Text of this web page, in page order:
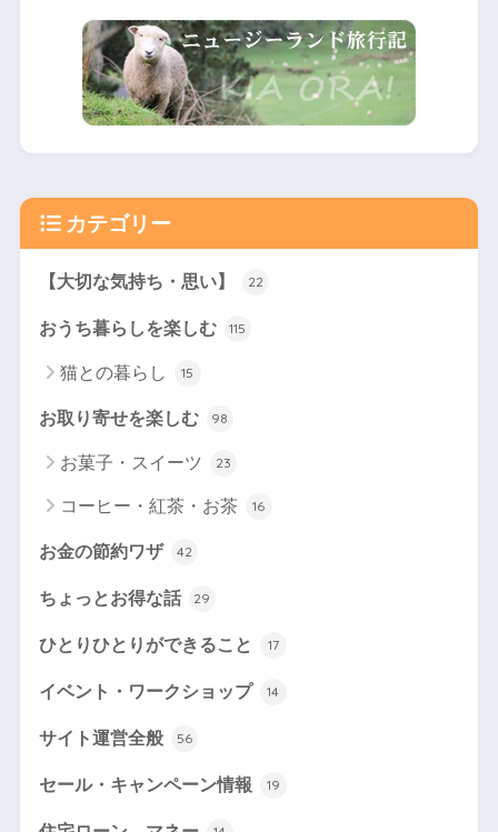
カテゴリー
【大切な気持ち・思い】 22
おうち暮らしを楽しむ 115
猫との暮らし 15
お取り寄せを楽しむ 98
お菓子・スイーツ 23
コーヒー・紅茶・お茶 16
お金の節約ワザ 42
ちょっとお得な話 29
ひとりひとりができること 17
イベント・ワークショップ 14
サイト運営全般 56
セール・キャンペーン情報 19